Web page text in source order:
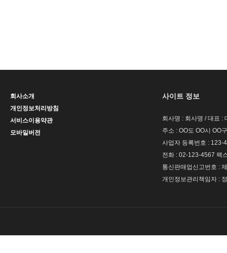
회사소개
개인정보처리방침
서비스이용약관
모바일버전
사이트 정보
회사명 : 회사명 / 대표 :
주소 : OO도 OO시 OO
사업자 등록번호 : 123-
전화 : 02-123-4567 팩
통신판매업신고번호 :
개인정보관리책임자 :